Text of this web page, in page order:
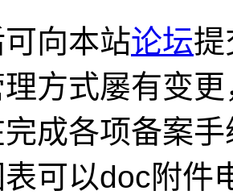
可向本站论坛提
方式屡有变
成各项备案
可以doc附件